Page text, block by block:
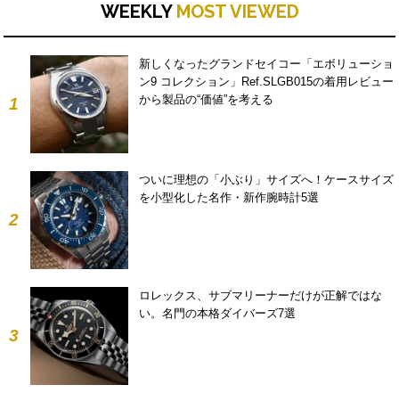
WEEKLY MOST VIEWED
1
新しくなったグランドセイコー「エボリューショ
ン9 コレクション」Ref.SLGB015の着用レビュー
から製品の“価値”を考える
2
ついに理想の「小ぶり」サイズへ！ケースサイズ
を小型化した名作・新作腕時計5選
3
ロレックス、サブマリーナーだけが正解ではな
い。名門の本格ダイバーズ7選